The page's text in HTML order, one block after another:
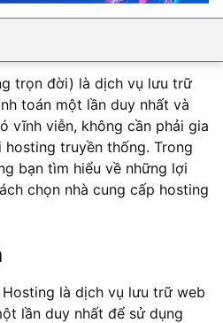
trọn đời) là dịch vụ lưu trữ
toán một lần duy nhất và
vĩnh viễn, không cần phải gia
truyền thống. Trong
bạn tìm hiểu về những lợi
chọn nhà cung cấp hosting
là dịch vụ lưu trữ web
lần duy nhất để sử dụng